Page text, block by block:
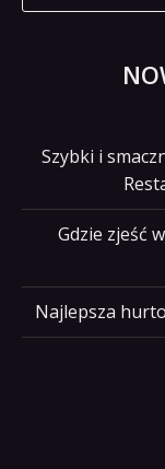
Szybki i
Gdzie zjeść
Najlepsza